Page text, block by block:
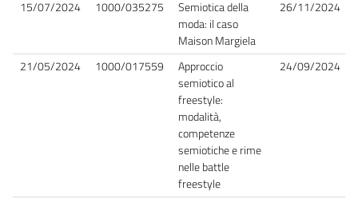
15/07/2024 1000/035275
Semiotica della
moda: il caso
Maison Margiela
26/11/2024
21/05/2024 1000/017559
Approccio
semiotico al
freestyle:
modalità,
competenze
semiotiche e rime
nelle battle
freestyle
24/09/2024